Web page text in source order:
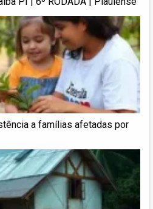
a famílias afetadas por